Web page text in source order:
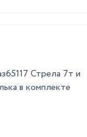
Стрела 7т и
в комплекте